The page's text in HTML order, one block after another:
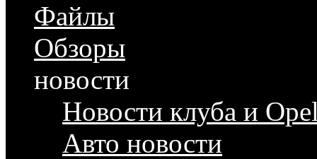
Файлы
Обзоры
новости
Новости клуба и
Авто новости